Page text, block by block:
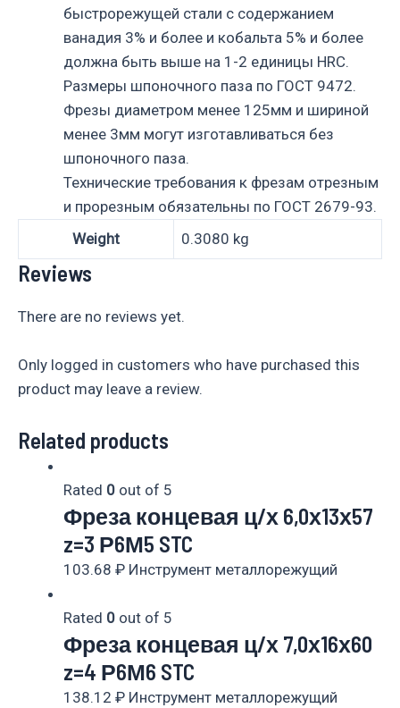
быстрорежущей стали с содержанием
ванадия 3% и более и кобальта 5% и более
должна быть выше на 1-2 единицы HRC.
Размеры шпоночного паза по ГОСТ 9472.
Фрезы диаметром менее 125мм и шириной
менее 3мм могут изготавливаться без
шпоночного паза.
Технические требования к фрезам отрезным
и прорезным обязательны по ГОСТ 2679-93.
Weight
0.3080 kg
Reviews
There are no reviews yet.
Only logged in customers who have purchased this
product may leave a review.
Related products
Rated 0 out of 5
Фреза концевая ц/х 6,0х13х57
z=3 Р6М5 STC
103.68 ₽ Инструмент металлорежущий
Rated 0 out of 5
Фреза концевая ц/х 7,0х16х60
z=4 Р6М6 STC
138.12 ₽ Инструмент металлорежущий